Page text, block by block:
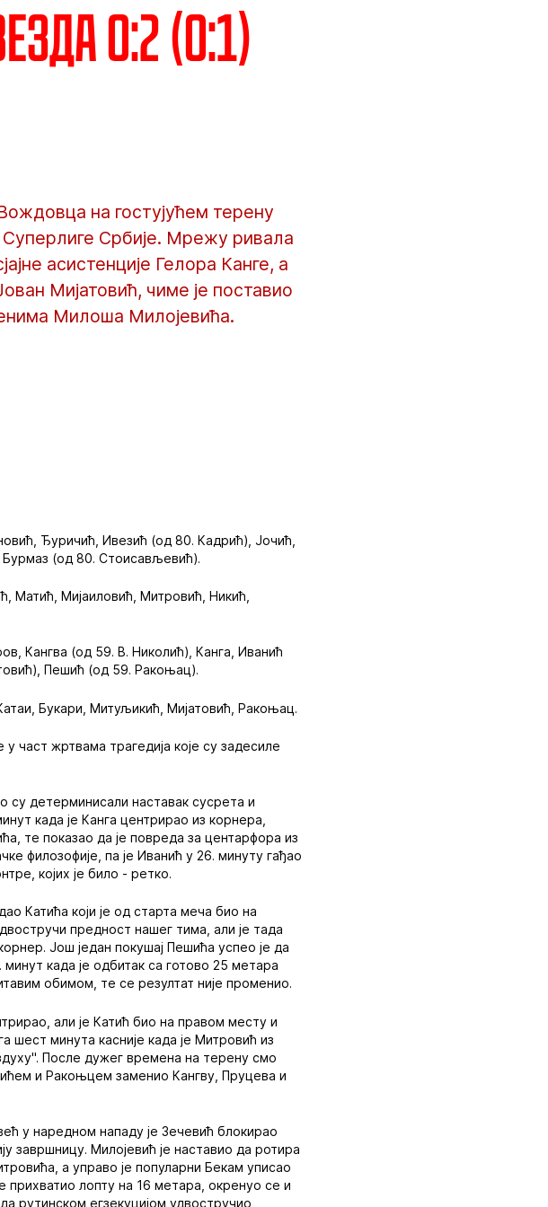
0:2 (0:1)
на гостујућем терену
Суперлиге Србије. Мрежу ривала
асистенције Гелора Канге, а
Мијатовић, чиме је поставио
Милоша Милојевића.
Ђуричић, Ивезић (од 80. Кадрић), Јочић,
(од 80. Стоисављевић).
Матић, Мијаиловић, Митровић, Никић,
Кангва (од 59. В. Николић), Канга, Иванић
Пешић (од 59. Ракоњац).
Букари, Митуљикић, Мијатовић, Ракоњац.
част жртвама трагедија које су задесиле
су детерминисали наставак сусрета и
када је Канга центрирао из корнера,
те показао да је повреда за центарфора из
филозофије, па је Иванић у 26. минуту гађао
којих је било - ретко.
Катића који је од старта меча био на
предност нашег тима, али је тада
Још један покушај Пешића успео је да
када је одбитак са готово 25 метара
обимом, те се резултат није променио.
али је Катић био на правом месту и
шест минута касније када је Митровић из
После дужег времена на терену смо
и Ракоњцем заменио Кангву, Пруцева и
у наредном нападу је Зечевић блокирао
завршницу. Милојевић је наставио да ротира
а управо је популарни Бекам уписао
прихватио лопту на 16 метара, окренуо се и
рутинском егзекуцијом удвостручио